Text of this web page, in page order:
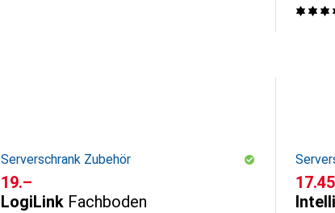
Serverschrank Zubehör
CHF
19.–
LogiLink Fachboden
CHF
17.45